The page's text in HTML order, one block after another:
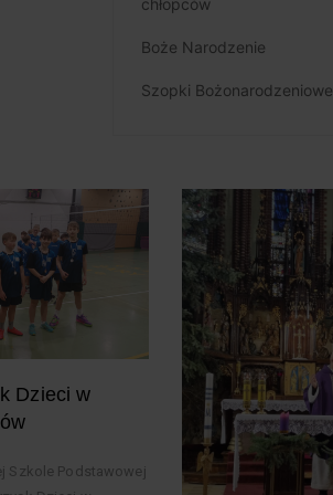
Boże Narodzenie
Szopki Bożonarodzeniowe
Dzieci w
Szkole Podstawowej